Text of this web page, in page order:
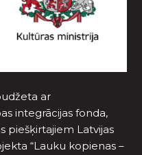
ar
integrācijas fonda,
piešķirtajiem Latvijas
“Lauku kopienas –